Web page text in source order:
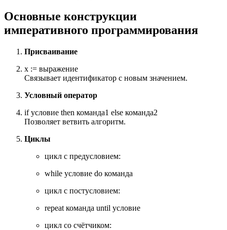
Основные конструкции
императивного программирования
Присваивание
x := выражение
Связывает идентификатор с новым значением.
Условный оператор
if условие then команда1 else команда2
Позволяет ветвить алгоритм.
Циклы
цикл с предусловием:
while условие do команда
цикл с постусловием:
repeat команда until условие
цикл со счётчиком: